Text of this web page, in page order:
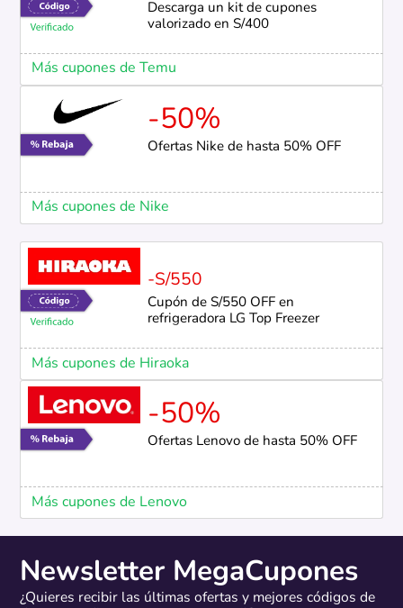
Descarga un kit de cupones
valorizado en S/400
Más cupones de Temu
-50%
Ofertas Nike de hasta 50% OFF
Más cupones de Nike
-S/550
Cupón de S/550 OFF en
refrigeradora LG Top Freezer
Más cupones de Hiraoka
-50%
Ofertas Lenovo de hasta 50% OFF
Más cupones de Lenovo
Newsletter MegaCupones
¿Quieres recibir las últimas ofertas y mejores códigos de